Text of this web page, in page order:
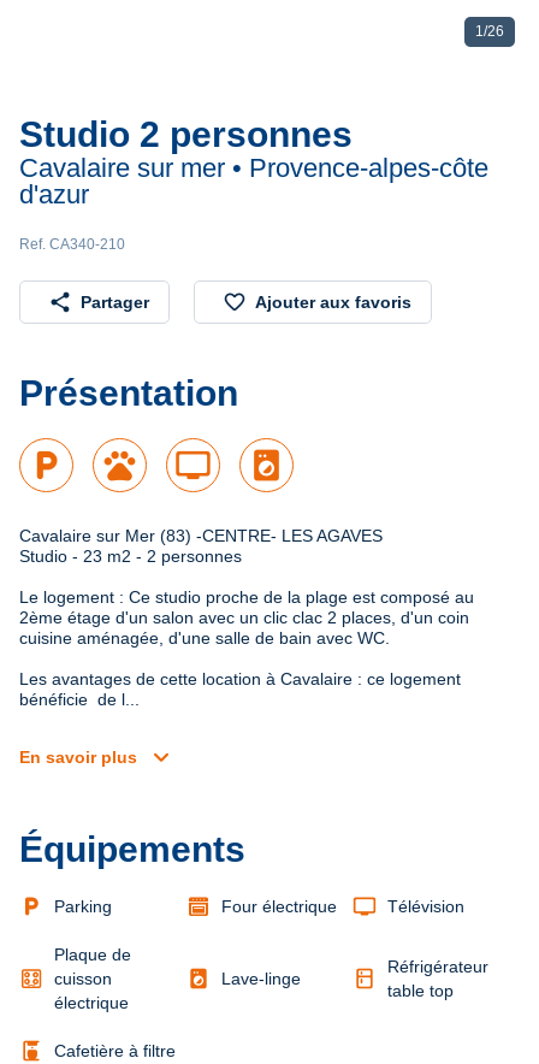
1/26
Studio 2 personnes
Cavalaire sur mer • Provence-alpes-côte
d'azur
Ref. CA340-210
share Partager favorite_border Ajouter aux favoris
Présentation
local_parking pets tv local_laundry_service
Cavalaire sur Mer (83) -CENTRE- LES AGAVES
Studio - 23 m2 - 2 personnes
Le logement : Ce studio proche de la plage est composé au
2ème étage d'un salon avec un clic clac 2 places, d'un coin
cuisine aménagée, d'une salle de bain avec WC.
Les avantages de cette location à Cavalaire : ce logement
bénéficie  de l...
En savoir plus expand_more
Équipements
local_parking Parking Four électrique tv Télévision
Plaque de
cuisson
électrique
local_laundry_service Lave-linge kitchen
Réfrigérateur
table top
coffee_maker Cafetière à filtre